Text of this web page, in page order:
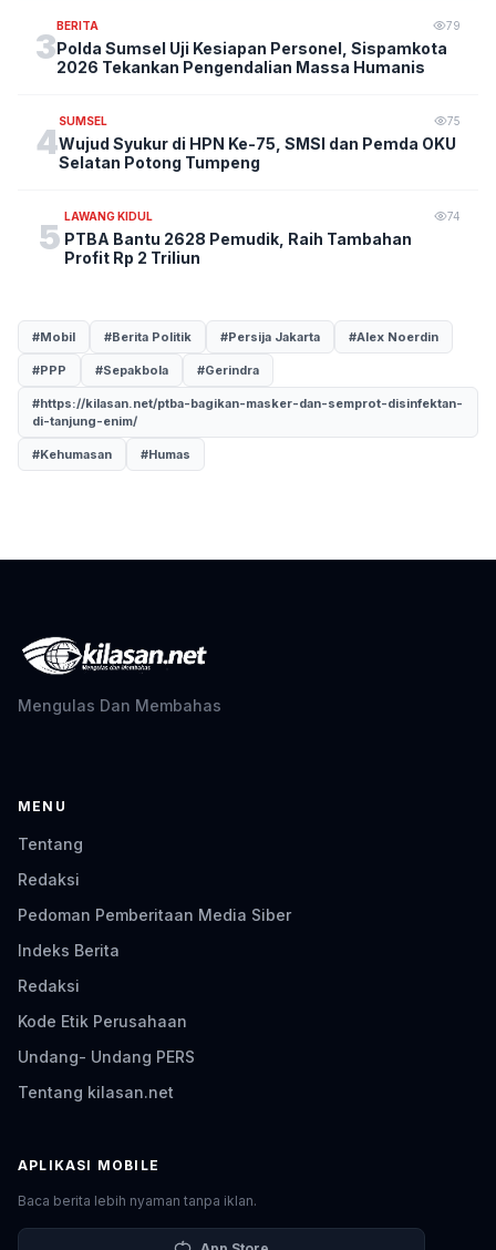
3
BERITA 79
Polda Sumsel Uji Kesiapan Personel, Sispamkota
2026 Tekankan Pengendalian Massa Humanis
4
SUMSEL 75
Wujud Syukur di HPN Ke-75, SMSI dan Pemda OKU
Selatan Potong Tumpeng
5
LAWANG KIDUL 74
PTBA Bantu 2628 Pemudik, Raih Tambahan
Profit Rp 2 Triliun
#Mobil #Berita Politik #Persija Jakarta #Alex Noerdin
#PPP #Sepakbola #Gerindra
#https://kilasan.net/ptba-bagikan-masker-dan-semprot-disinfektan-
di-tanjung-enim/
#Kehumasan #Humas
Mengulas Dan Membahas
MENU
Tentang
Redaksi
Pedoman Pemberitaan Media Siber
Indeks Berita
Redaksi
Kode Etik Perusahaan
Undang- Undang PERS
Tentang kilasan.net
APLIKASI MOBILE
Baca berita lebih nyaman tanpa iklan.